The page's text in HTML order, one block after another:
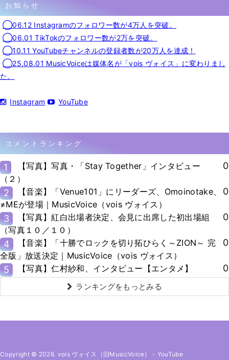
お知らせ
◯06.12 Instagramのフォロワー数が4万人を突破。
◯06.01 TikTokのフォロワー数が2万を突破。
◯10.11 YouTubeチャンネルの登録者数が20万人を達成！
◯25.08.01 MusicVoiceは媒体名が「vois ヴォイス」に変わりまし
た。
Instagram YouTube
コメントランキング
1
【写真】写真・「Stay Together」インタビュー
（２）
0
2
【音楽】「Venue101」にリーダーズ、Omoinotake、
≠MEが登場｜MusicVoice（vois ヴォイス）
0
3
【写真】紅白出場者決定、会見に出席した初出場組
（写真１０／１０）
0
4
【音楽】「十勝でロックを切り拓ひらく～ZION～ 完
全版」放送決定｜MusicVoice（vois ヴォイス）
0
5 【写真】仁村紗和、インタビュー【エンタメ】 0
ランキングをもっとみる
Copyright © 2026. vois ヴォイス（旧MusicVoice） - YouTube